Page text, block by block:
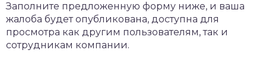
Заполните предложенную форму ниже, и ваша
жалоба будет опубликована, доступна для
просмотра как другим пользователям, так и
сотрудникам компании.